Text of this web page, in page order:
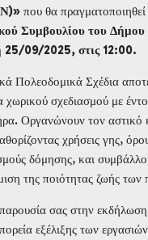
που θα
Συμβουλίου του
25/09/2025, στις 12:00.
Πολεοδομικά Σχέδια
χωρικού σχεδιασμού με
Οργανώνουν τον αστικό
χρήσεις γης,
δόμησης, και
της ποιότητας ζωής των
σας στην εκδήλωση
εξέλιξης των